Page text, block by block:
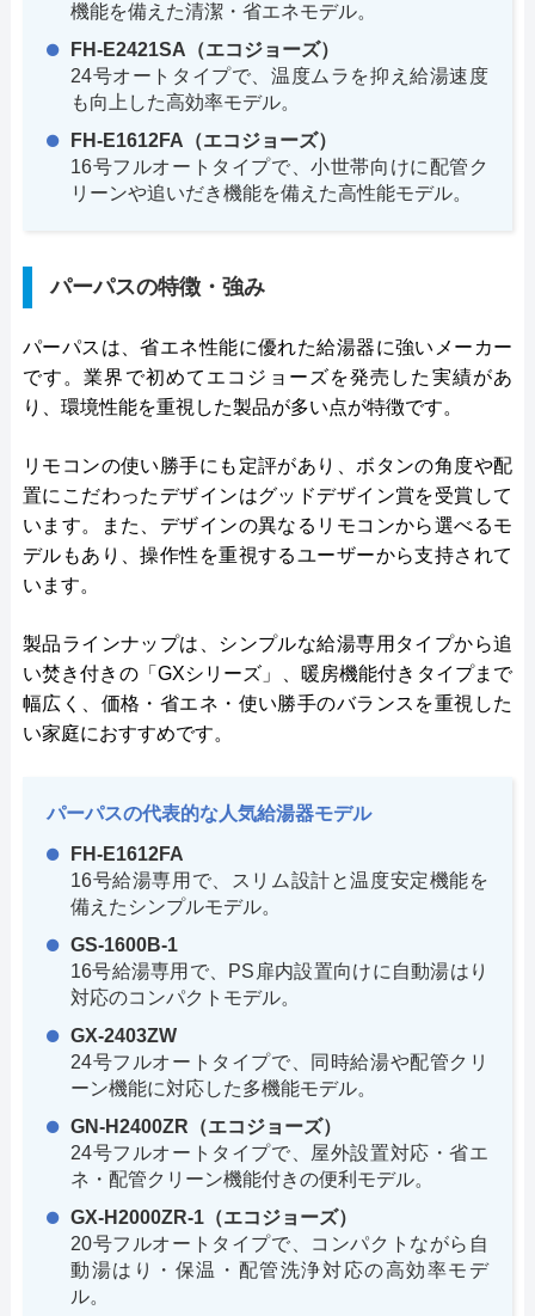
機能を備えた清潔・省エネモデル。
FH-E2421SA（エコジョーズ）
24号オートタイプで、温度ムラを抑え給湯速度
も向上した高効率モデル。
FH-E1612FA（エコジョーズ）
16号フルオートタイプで、小世帯向けに配管ク
リーンや追いだき機能を備えた高性能モデル。
パーパスの特徴・強み
パーパスは、省エネ性能に優れた給湯器に強いメーカー
です。業界で初めてエコジョーズを発売した実績があ
り、環境性能を重視した製品が多い点が特徴です。
リモコンの使い勝手にも定評があり、ボタンの角度や配
置にこだわったデザインはグッドデザイン賞を受賞して
います。また、デザインの異なるリモコンから選べるモ
デルもあり、操作性を重視するユーザーから支持されて
います。
製品ラインナップは、シンプルな給湯専用タイプから追
い焚き付きの「GXシリーズ」、暖房機能付きタイプまで
幅広く、価格・省エネ・使い勝手のバランスを重視した
い家庭におすすめです。
パーパスの代表的な人気給湯器モデル
FH-E1612FA
16号給湯専用で、スリム設計と温度安定機能を
備えたシンプルモデル。
GS-1600B-1
16号給湯専用で、PS扉内設置向けに自動湯はり
対応のコンパクトモデル。
GX-2403ZW
24号フルオートタイプで、同時給湯や配管クリ
ーン機能に対応した多機能モデル。
GN-H2400ZR（エコジョーズ）
24号フルオートタイプで、屋外設置対応・省エ
ネ・配管クリーン機能付きの便利モデル。
GX-H2000ZR-1（エコジョーズ）
20号フルオートタイプで、コンパクトながら自
動湯はり・保温・配管洗浄対応の高効率モデ
ル。